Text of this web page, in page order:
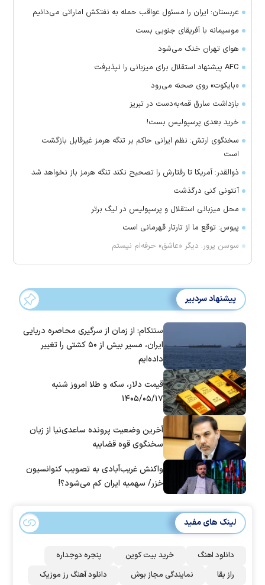
عربستان: ایران را مسئول عواقب حمله به نفتکش اماراتی می‌دانیم
موسیمانه با آفریقای جنوبی بست
هوای تهران خنک می‌شود
AFC پیشنهاد استقلال برای میزبانی را نپذیرفت
«بایکوت» روی صحنه می‌رود
بازداشت سارق قمه‌به‌دست در تبریز
خرید بعدی پرسپولیس بست!
سخنگوی ارتش: نظم ایرانی حاکم بر تنگه هرمز غیرقابل بازگشت
است
ذوالقدر: آمریکا تا رفتارش را تصحیح نکند تنگه هرمز باز نخواهد شد
آنتونی کنی درگذشت
محل میزبانی استقلال و پرسپولیس در لیگ برتر
پیوس: توقع ما از تارتار قهرمانی است
سوسن پرور: دیگر «عاشق» حرفه‌ام نیستم
پیشنهاد سردبیر
سنتکام: از زمان از سرگیری محاصره دریایی
ایران، مسیر بیش از ۵۰ کشتی را تغییر
داده‌ایم
قیمت دلار، سکه و طلا امروز شنبه
۱۴۰۵/۰۵/۱۷
آخرین وضعیت پرونده ساعدی‌نیا از زبان
سخنگوی قوه قضاییه
واکنش غریب‌آبادی به تصویب کنوانسیون
خزر/ سهمیه ایران کم می‌شود؟!
لینک های مفید
دانلود اهنگ خرید بیت کوین
پنجره دوجداره
راز بقا
نمایندگی مجاز بوش دانلود آهنگ رز‌ موزیک